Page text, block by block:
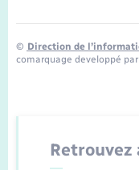
© Direction de
comarquage developpé par
Retrouvez